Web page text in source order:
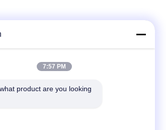
επικοινωνία
7:57 PM
product are you looking